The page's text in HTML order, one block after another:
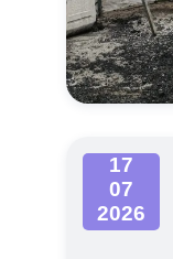
17
07
2026